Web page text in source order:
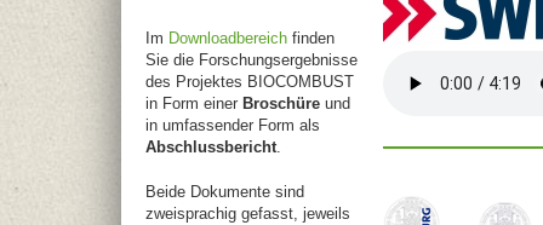
Im Downloadbereich finden
Sie die Forschungsergebnisse
des Projektes BIOCOMBUST
in Form einer Broschüre und
in umfassender Form als
Abschlussbericht
Beide Dokumente sind
zweisprachig gefasst, jeweils